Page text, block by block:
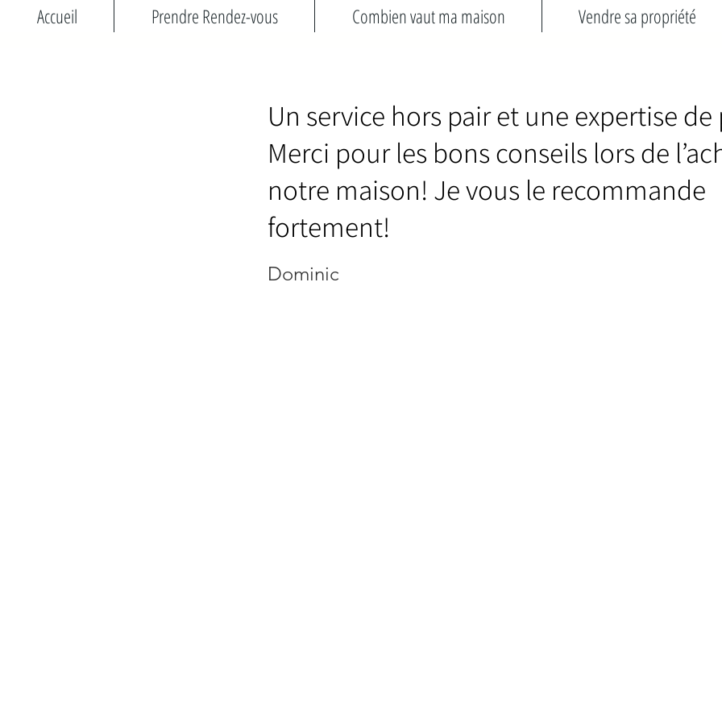
Accueil Prendre Rendez-vous Combien vaut ma maison Vendre sa propriété
Un service hors pair et une expertise
Merci pour les bons conseils lors de
notre maison! Je vous le recommande
fortement!
Dominic